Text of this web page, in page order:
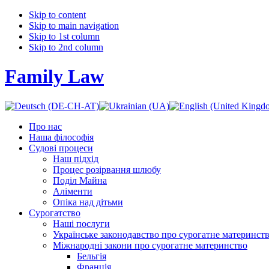
Skip to content
Skip to main navigation
Skip to 1st column
Skip to 2nd column
Family Law
Про нас
Наша філософія
Судові процеси
Наш підхід
Процес розірвання шлюбу
Поділ Майна
Аліменти
Опіка над дітьми
Сурогатство
Наші послуги
Українське законодавство про сурогатне
Міжнародні закони про сурогатне материнство
Бельгія
Франція